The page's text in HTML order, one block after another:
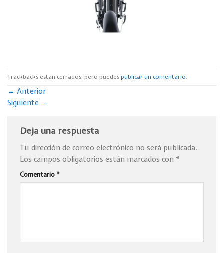
Trackbacks están cerrados, pero puedespublicar un comentario.
← Anterior
Siguiente →
Deja una respuesta
Tu dirección de correo electrónico no será publicada.
Los campos obligatorios están marcados con *
Comentario *